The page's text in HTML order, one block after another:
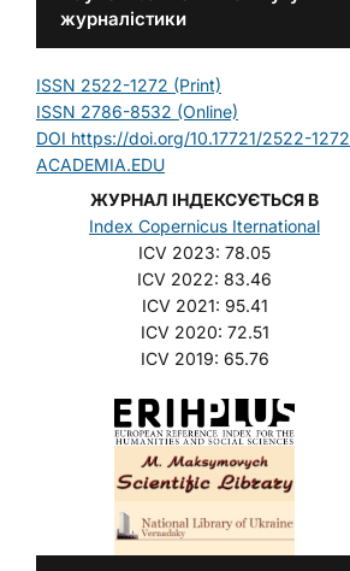
журналістики
ISSN 2522-1272 (Print)
ISSN 2786-8532 (Online)
DOI https://doi.org/10.17721/2522-1272
ACADEMIA.EDU
ЖУРНАЛ ІНДЕКСУЄТЬСЯ В
Index Copernicus Iternational
ICV 2023: 78.05
ICV 2022: 83.46
ICV 2021: 95.41
ICV 2020: 72.51
ICV 2019: 65.76